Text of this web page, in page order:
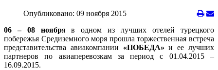
Опубликовано: 09 ноября 2015
06 – 08 ноября в одном из лучших отелей турецкого
побережья Средиземного моря прошла торжественная встреча
представительства авиакомпании «ПОБЕДА» и ее лучших
партнеров по авиаперевозкам за период с 01.04.2015 –
16.09.2015.